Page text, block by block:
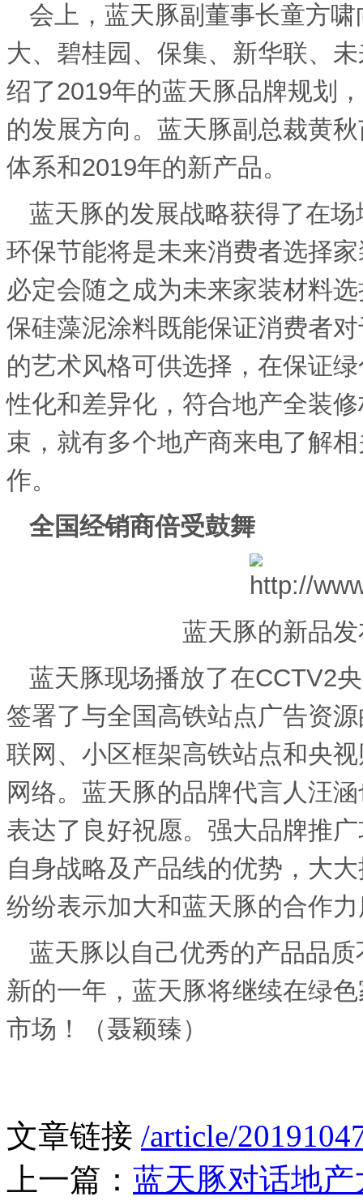
会上，蓝天豚副董事长童方啸
大、碧桂园、保集、新华联、
绍了2019年的蓝天豚品牌规划
的发展方向。蓝天豚副总裁黄
体系和2019年的新产品。
蓝天豚的发展战略获得了在
环保节能将是未来消费者选择
必定会随之成为未来家装材料
保硅藻泥涂料既能保证消费者
的艺术风格可供选择，在保证
性化和差异化，符合地产全装
束，就有多个地产商来电了解
作。
全国经销商倍受鼓舞
蓝天豚的新品
蓝天豚现场播放了在CCTV2
签署了与全国高铁站点广告资
联网、小区框架高铁站点和央
网络。蓝天豚的品牌代言人汪
表达了良好祝愿。强大品牌推
自身战略及产品线的优势，大
纷纷表示加大和蓝天豚的合作
蓝天豚以自己优秀的产品品
新的一年，蓝天豚将继续在绿
市场！（聂颖臻）
文章链接 /article/
上一篇： 蓝天豚对话地